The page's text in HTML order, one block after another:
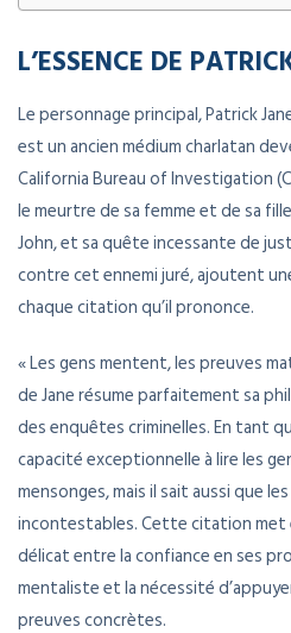
L’ESSENCE DE
Le personnage principal, Patrick
est un ancien médium charlatan
California Bureau of Investigation
le meurtre de sa femme et de sa
John, et sa quête incessante de
contre cet ennemi juré, ajoutent
chaque citation qu’il prononce.
« Les gens mentent, les preuves
de Jane résume parfaitement sa
des enquêtes criminelles. En tant
capacité exceptionnelle à lire les
mensonges, mais il sait aussi que
incontestables. Cette citation met
délicat entre la confiance en ses
mentaliste et la nécessité
preuves concrètes.